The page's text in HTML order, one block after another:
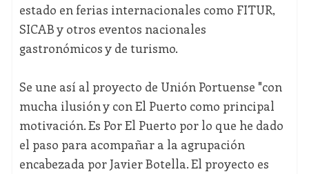
estado en ferias internacionales como FITUR,
SICAB y otros eventos nacionales
gastronómicos y de turismo.
Se une así al proyecto de Unión Portuense "con
mucha ilusión y con El Puerto como principal
motivación. Es Por El Puerto por lo que he dado
el paso para acompañar a la agrupación
encabezada por Javier Botella. El proyecto es